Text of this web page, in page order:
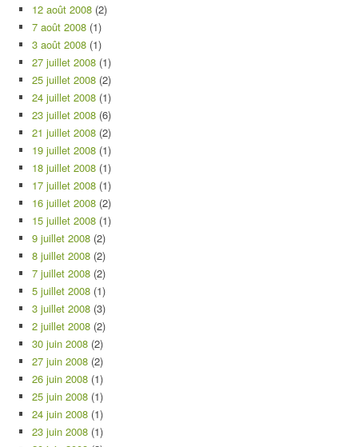
12 août 2008 (2)
7 août 2008 (1)
3 août 2008 (1)
27 juillet 2008 (1)
25 juillet 2008 (2)
24 juillet 2008 (1)
23 juillet 2008 (6)
21 juillet 2008 (2)
19 juillet 2008 (1)
18 juillet 2008 (1)
17 juillet 2008 (1)
16 juillet 2008 (2)
15 juillet 2008 (1)
9 juillet 2008 (2)
8 juillet 2008 (2)
7 juillet 2008 (2)
5 juillet 2008 (1)
3 juillet 2008 (3)
2 juillet 2008 (2)
30 juin 2008 (2)
27 juin 2008 (2)
26 juin 2008 (1)
25 juin 2008 (1)
24 juin 2008 (1)
23 juin 2008 (1)